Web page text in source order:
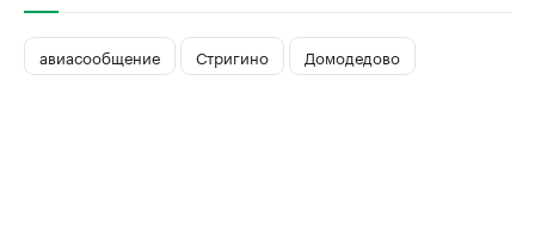
авиасообщение Стригино Домодедово